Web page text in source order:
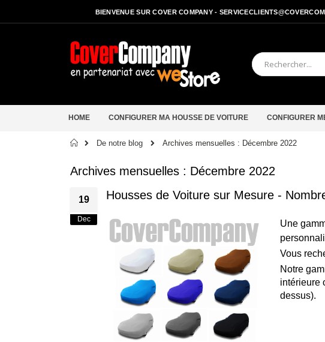
BIENVENUE SUR COVER COMPANY -
HOME CONFIGURER MA HOUSSE DE VOITURE CONFIGURER
Accueil
De notre blog Archives mensuelles : Décembre 2022
Archives mensuelles : Décembre 2022
19
Dec
Housses de Voiture sur Mesure -
Une
Vous
Notre
intérieure
dessus).